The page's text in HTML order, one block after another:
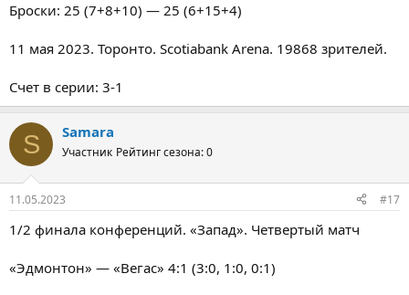
Броски: 25 (7+8+10) — 25 (6+15+4)
11 мая 2023. Торонто. Scotiabank Arena. 19868 зрителей.
Счет в серии: 3-1
S Samara
Участник Рейтинг сезона: 0
11.05.2023 #17
1/2 финала конференций. «Запад». Четвертый матч
«Эдмонтон» — «Вегас» 4:1 (3:0, 1:0, 0:1)